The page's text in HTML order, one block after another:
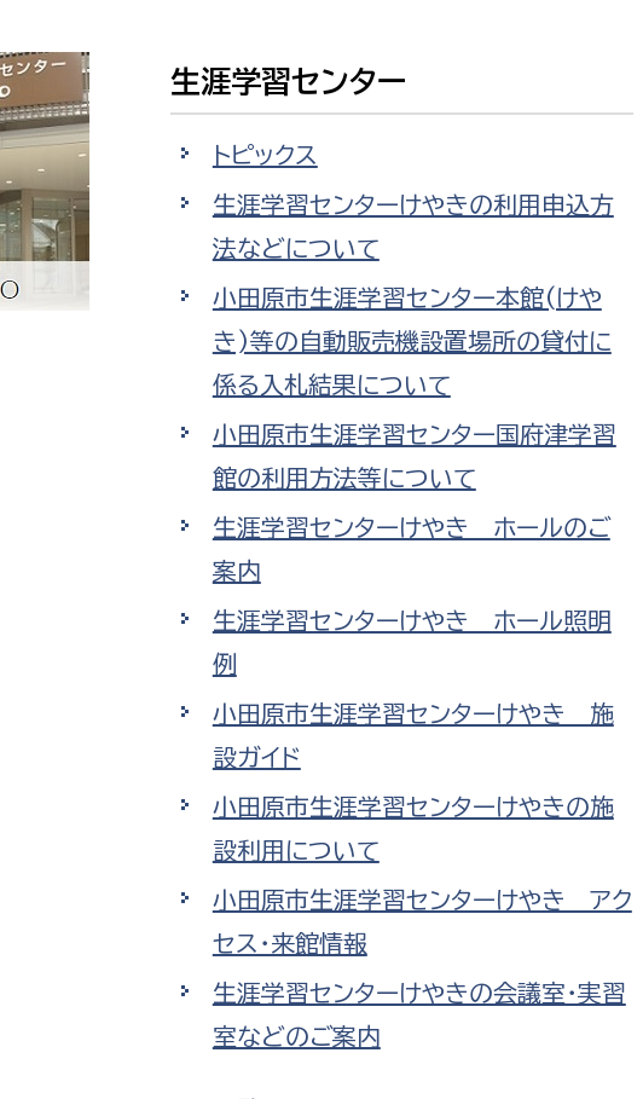
福祉・健康
地域経済
都市基盤
文化・生涯学習
市民活動・地域づくり
行政経営
観光
消防
市議会
市民税課
防災部
防災対策課
生涯学習課
文化財課
図書館
子ども若者支援課
経済部
観光課
水産海浜課
患者サポートセンター
病院管理局：施設用度課
生涯学習センター
トピックス
生涯学習センターけやきの利用申込方
法などについて
小田原市生涯学習センター本館(けや
き)等の自動販売機設置場所の貸付に
係る入札結果について
小田原市生涯学習センター国府津学習
館の利用方法等について
生涯学習センターけやき ホールのご
案内
生涯学習センターけやき ホール照明
例
小田原市生涯学習センターけやき 施
設ガイド
小田原市生涯学習センターけやきの施
設利用について
小田原市生涯学習センターけやき アク
セス・来館情報
生涯学習センターけやきの会議室・実習
室などのご案内